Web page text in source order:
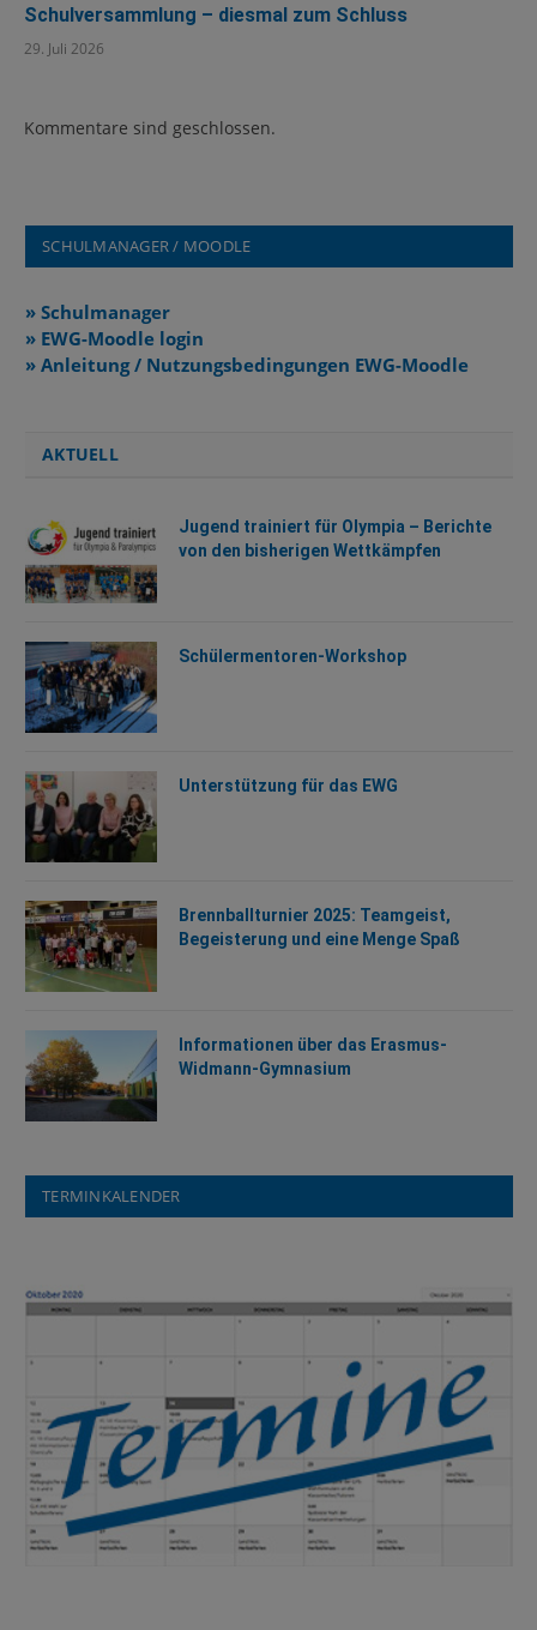
Schulversammlung – diesmal zum Schluss
29. Juli 2026
Kommentare sind geschlossen.
SCHULMANAGER / MOODLE
» Schulmanager
» EWG-Moodle login
» Anleitung / Nutzungsbedingungen EWG-Moodle
AKTUELL
Jugend trainiert für Olympia – Berichte
von den bisherigen Wettkämpfen
Schülermentoren-Workshop
Unterstützung für das EWG
Brennballturnier 2025: Teamgeist,
Begeisterung und eine Menge Spaß
Informationen über das Erasmus-
Widmann-Gymnasium
TERMINKALENDER